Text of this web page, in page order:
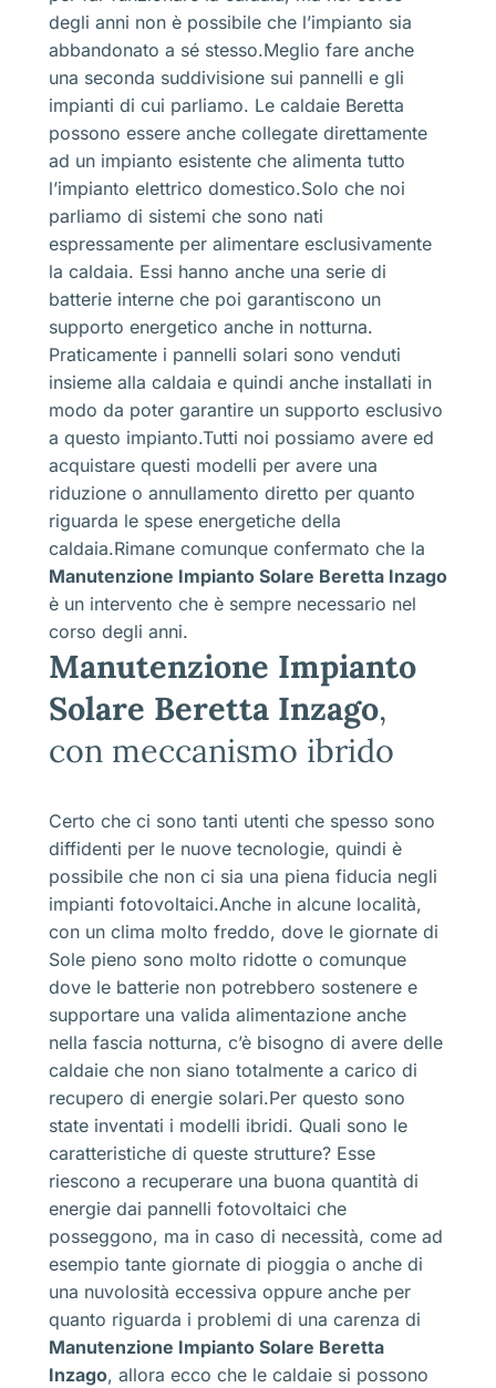
degli anni non è possibile che l’impianto sia
abbandonato a sé stesso.Meglio fare anche
una seconda suddivisione sui pannelli e gli
impianti di cui parliamo. Le caldaie Beretta
possono essere anche collegate direttamente
ad un impianto esistente che alimenta tutto
l’impianto elettrico domestico.Solo che noi
parliamo di sistemi che sono nati
espressamente per alimentare esclusivamente
la caldaia. Essi hanno anche una serie di
batterie interne che poi garantiscono un
supporto energetico anche in notturna.
Praticamente i pannelli solari sono venduti
insieme alla caldaia e quindi anche installati in
modo da poter garantire un supporto esclusivo
a questo impianto.Tutti noi possiamo avere ed
acquistare questi modelli per avere una
riduzione o annullamento diretto per quanto
riguarda le spese energetiche della
caldaia.Rimane comunque confermato che la
Manutenzione Impianto Solare Beretta Inzago
è un intervento che è sempre necessario nel
corso degli anni.
Manutenzione Impianto
Solare Beretta Inzago,
con meccanismo ibrido
Certo che ci sono tanti utenti che spesso sono
diffidenti per le nuove tecnologie, quindi è
possibile che non ci sia una piena fiducia negli
impianti fotovoltaici.Anche in alcune località,
con un clima molto freddo, dove le giornate di
Sole pieno sono molto ridotte o comunque
dove le batterie non potrebbero sostenere e
supportare una valida alimentazione anche
nella fascia notturna, c’è bisogno di avere delle
caldaie che non siano totalmente a carico di
recupero di energie solari.Per questo sono
state inventati i modelli ibridi. Quali sono le
caratteristiche di queste strutture? Esse
riescono a recuperare una buona quantità di
energie dai pannelli fotovoltaici che
posseggono, ma in caso di necessità, come ad
esempio tante giornate di pioggia o anche di
una nuvolosità eccessiva oppure anche per
quanto riguarda i problemi di una carenza di
Manutenzione Impianto Solare Beretta
Inzago, allora ecco che le caldaie si possono